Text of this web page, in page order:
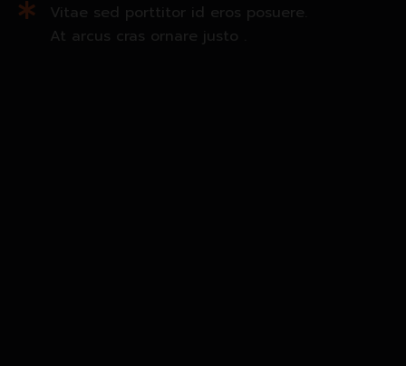
Vitae sed porttitor id eros posuere.
At arcus cras ornare justo .